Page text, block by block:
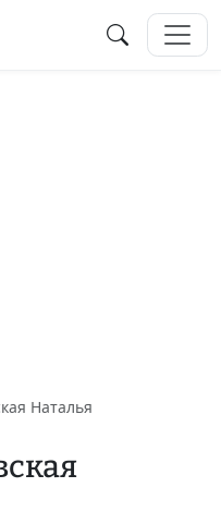
Наталья